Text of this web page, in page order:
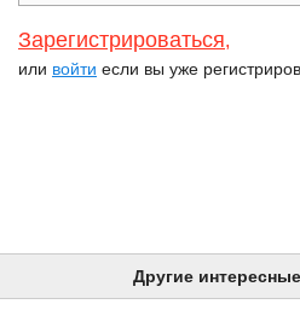
Зарегистрироваться,
или войти если вы уже
Другие